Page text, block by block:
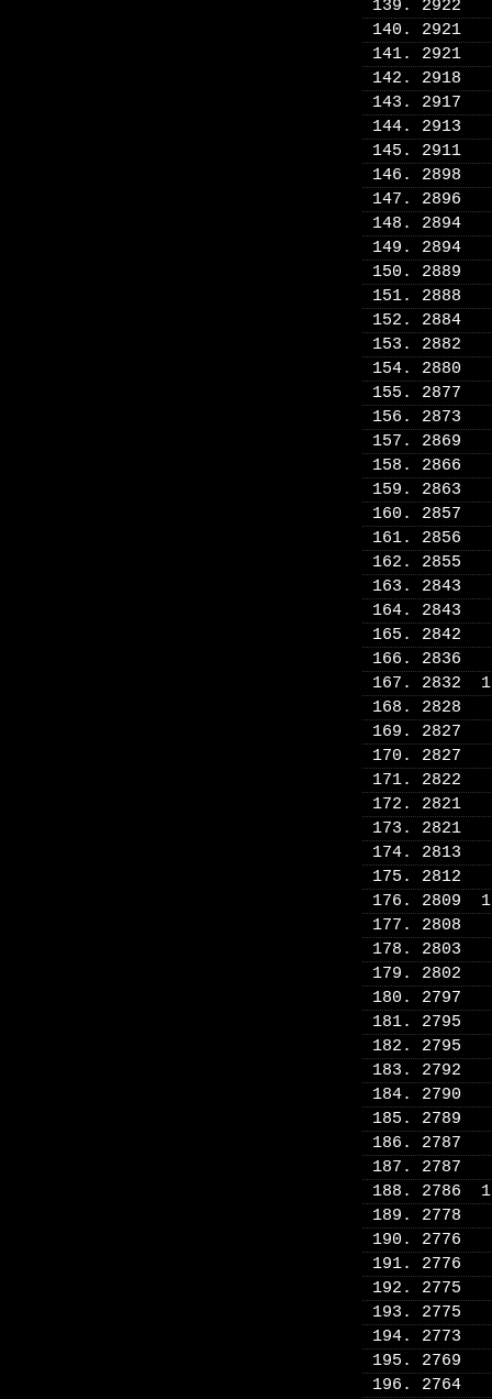
139. 2922
140. 2921
141. 2921
142. 2918
143. 2917
144. 2913
145. 2911
146. 2898
147. 2896
148. 2894
149. 2894
150. 2889
151. 2888
152. 2884
153. 2882
154. 2880
155. 2877
156. 2873
157. 2869
158. 2866
159. 2863
160. 2857
161. 2856
162. 2855
163. 2843
164. 2843
165. 2842
166. 2836
167. 2832
168. 2828
169. 2827
170. 2827
171. 2822
172. 2821
173. 2821
174. 2813
175. 2812
176. 2809
177. 2808
178. 2803
179. 2802
180. 2797
181. 2795
182. 2795
183. 2792
184. 2790
185. 2789
186. 2787
187. 2787
188. 2786
189. 2778
190. 2776
191. 2776
192. 2775
193. 2775
194. 2773
195. 2769
196. 2764